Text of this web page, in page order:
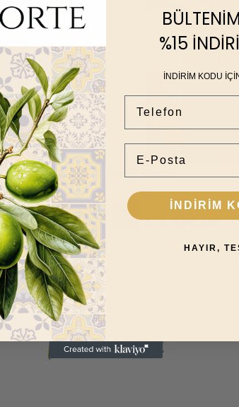
Egeo Norte
5L Arbequina Organik
14 ₺ 3,500.00
₺ 3,000.00
%15
İNDİRİM KODU
İNDİRİM
HAYIR,